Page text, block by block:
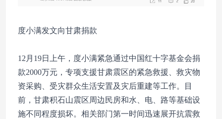
度小满发文向甘肃捐款
12月19日上午，度小满紧急通过中国红十字基金会捐
款2000万元，专项支援甘肃震区的紧急救援、救灾物
资采购、受灾群众生活安置及灾后重建等工作。目
前，甘肃积石山震区周边民房和水、电、路等基础设
施不同程度损坏。相关部门第一时间迅速展开抗震救